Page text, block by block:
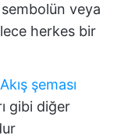
veya
herkes bir
Akış şeması
gibi diğer